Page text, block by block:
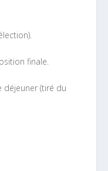
finale.
déjeuner (tiré du